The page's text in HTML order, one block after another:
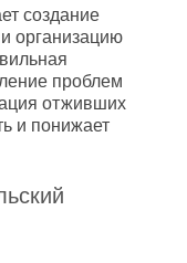
создание
организацию
проблем
отживших
и понижает